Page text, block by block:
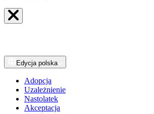
Edycja polska
Adopcja
Uzależnienie
Nastolatek
Akceptacja